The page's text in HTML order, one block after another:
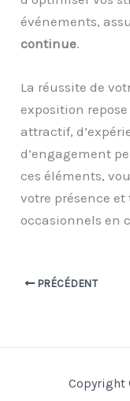
événements,
continue.
La réussite de
exposition
attractif,
d’engagement
ces éléments,
votre présence
occasionnels en
PRÉCÉDENT
Copyright